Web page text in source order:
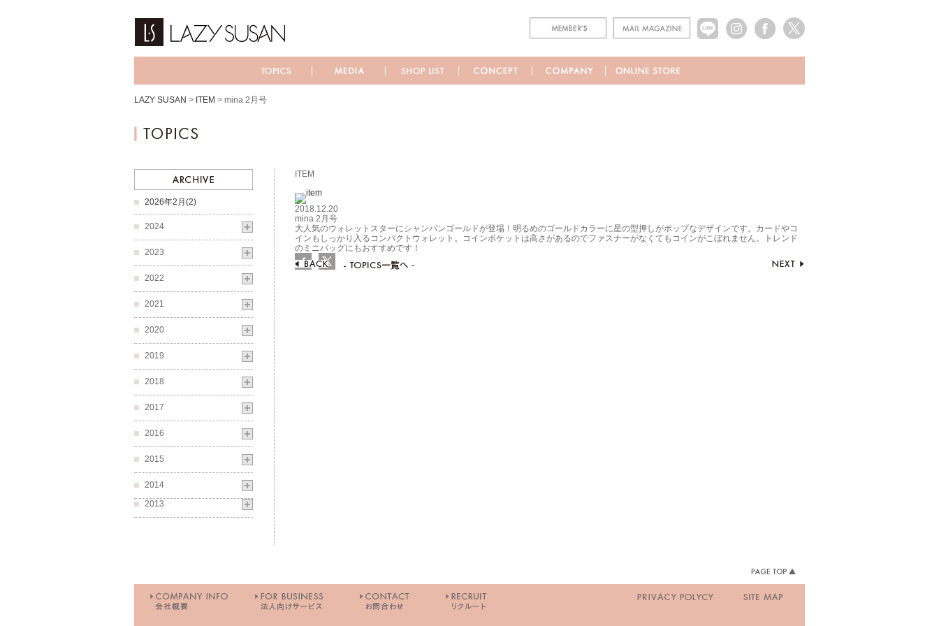
LAZY SUSAN > ITEM > mina 2月号
2026年2月(2)
2024
2023
2022
2021
2020
2019
2018
2017
2016
2015
2014
2013
ITEM
2018.12.20
mina 2月号
大人気のウォレットスターにシャンパンゴールドが登場！明るめのゴールドカラーに星の型押しがポップなデザインです。カードやコ
インもしっかり入るコンパクトウォレット。コインポケットは高さがあるのでファスナーがなくてもコインがこぼれません。トレンド
のミニバッグにもおすすめです！